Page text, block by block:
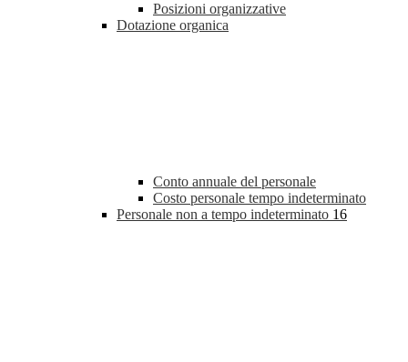
Posizioni organizzative
Dotazione organica
Conto annuale del personale
Costo personale tempo indeterminato
Personale non a tempo indeterminato 16